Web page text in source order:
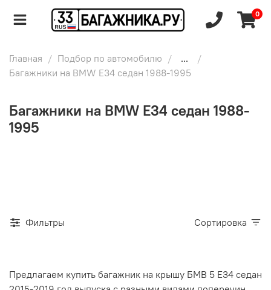
0
Главная Подбор по автомобилю
...
Багажники на BMW E34 седан 1988-1995
Багажники на BMW E34 седан 1988-
1995
Фильтры Сортировка
Предлагаем купить багажник на крышу БМВ 5 E34 седан